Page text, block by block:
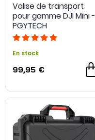
Valise de transport
pour gamme DJI Mini -
PGYTECH
En stock
99,95 €